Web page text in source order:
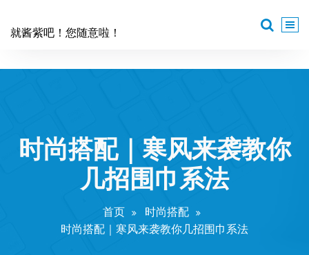
就酱紫吧！您随意啦！
时尚搭配｜寒风来袭教你
几招围巾系法
首页
时尚搭配
时尚搭配｜寒风来袭教你几招围巾系法